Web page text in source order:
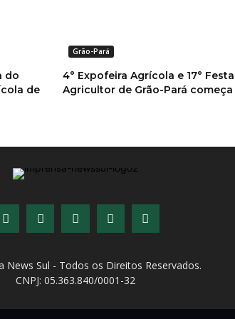
do
de
Grão-Pará
4° Expofeira Agrícola e 17°
Agricultor de Grão-Pará
News Sul - Todos os Direitos Reservados.
CNPJ: 05.363.840/0001-32